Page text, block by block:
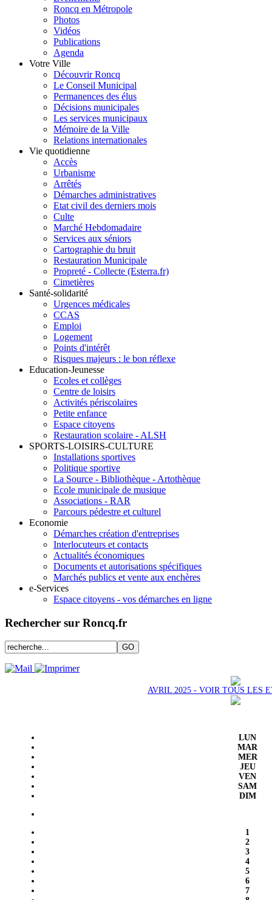
Roncq en Métropole
Photos
Vidéos
Publications
Agenda
Votre Ville
Découvrir Roncq
Le Conseil Municipal
Permanences des élus
Décisions municipales
Les services municipaux
Mémoire de la Ville
Relations internationales
Vie quotidienne
Accès
Urbanisme
Arrêtés
Démarches administratives
Etat civil des derniers mois
Culte
Marché Hebdomadaire
Services aux séniors
Cartographie du bruit
Restauration Municipale
Propreté - Collecte (Esterra.fr)
Cimetières
Santé-solidarité
Urgences médicales
CCAS
Emploi
Logement
Points d'intérêt
Risques majeurs : le bon réflexe
Education-Jeunesse
Ecoles et collèges
Centre de loisirs
Activités périscolaires
Petite enfance
Espace citoyens
Restauration scolaire - ALSH
SPORTS-LOISIRS-CULTURE
Installations sportives
Politique sportive
La Source - Bibliothèque - Artothèque
Ecole municipale de musique
Associations - RAR
Parcours pédestre et culturel
Economie
Démarches création d'entreprises
Interlocuteurs et contacts
Actualités économiques
Documents et autorisations spécifiques
Marchés publics et vente aux enchères
e-Services
Espace citoyens - vos démarches en ligne
Rechercher sur Roncq.fr
AVRIL 2025 - VOIR TOUS LES
LUN
MAR
MER
JEU
VEN
SAM
DIM
1
2
3
4
5
6
7